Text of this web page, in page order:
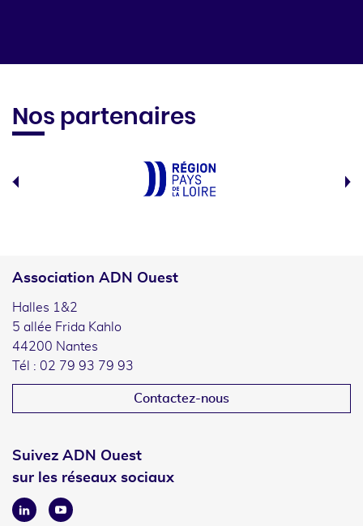
Nos partenaires
Association ADN Ouest
Halles 1&2
5 allée Frida Kahlo
44200 Nantes
Tél : 02 79 93 79 93
Contactez-nous
Suivez ADN Ouest
sur les réseaux sociaux
LinkedinYoutube